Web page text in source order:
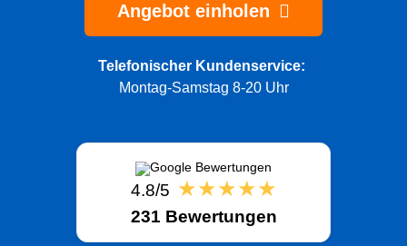
Angebot einholen
Telefonischer Kundenservice:
Montag-Samstag 8-20 Uhr
4.8/5 ★★★★★
231 Bewertungen